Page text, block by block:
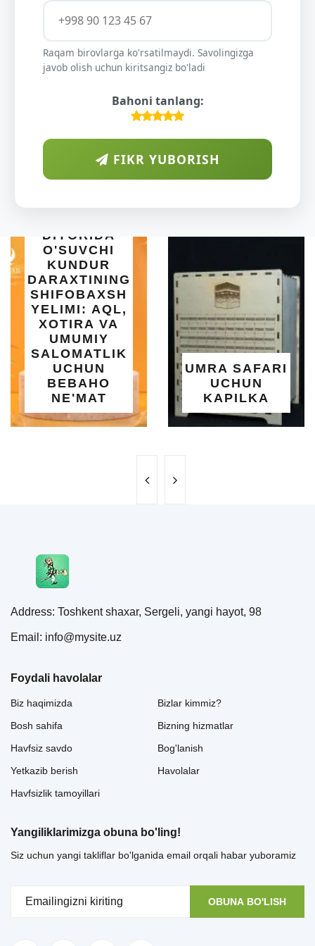
Raqam birovlarga ko'rsatilmaydi. Savolingizga
javob olish uchun kiritsangiz bo'ladi
Bahoni tanlang:
FIKR YUBORISH
AQL,
VA
UMUMIY
UCHUN
NE'MAT
UMRA SAFARI
UCHUN
KAPILKA
|
Address: Toshkent shaxar, Sergeli, yangi hayot, 98
Email: info@mysite.uz
Foydali havolalar
Biz haqimizda
Bosh sahifa
Havfsiz savdo
Yetkazib berish
Havfsizlik tamoyillari
Bizlar kimmiz?
Bizning hizmatlar
Bog'lanish
Havolalar
Yangiliklarimizga obuna bo'ling!
Siz uchun yangi takliflar bo'lganida email orqali habar yuboramiz
OBUNA BO'LISH